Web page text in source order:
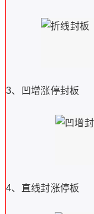
3、凹增涨停封板
4、直线封涨停板